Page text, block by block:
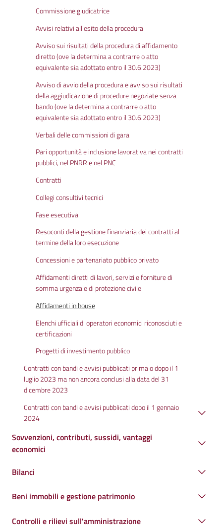
Commissione giudicatrice
Avvisi relativi all'esito della procedura
Avviso sui risultati della procedura di affidamento
diretto (ove la determina a contrarre o atto
equivalente sia adottato entro il 30.6.2023)
Avviso di avvio della procedura e avviso sui risultati
della aggiudicazione di procedure negoziate senza
bando (ove la determina a contrarre o atto
equivalente sia adottato entro il 30.6.2023)
Verbali delle commissioni di gara
Pari opportunità e inclusione lavorativa nei contratti
pubblici, nel PNRR e nel PNC
Contratti
Collegi consultivi tecnici
Fase esecutiva
Resoconti della gestione finanziaria dei contratti al
termine della loro esecuzione
Concessioni e partenariato pubblico privato
Affidamenti diretti di lavori, servizi e forniture di
somma urgenza e di protezione civile
Affidamenti in house
Elenchi ufficiali di operatori economici riconosciuti e
certificazioni
Progetti di investimento pubblico
Contratti con bandi e avvisi pubblicati prima o dopo il 1
luglio 2023 ma non ancora conclusi alla data del 31
dicembre 2023
Contratti con bandi e avvisi pubblicati dopo il 1 gennaio
2024
Sovvenzioni, contributi, sussidi, vantaggi
economici
Bilanci
Beni immobili e gestione patrimonio
Controlli e rilievi sull'amministrazione